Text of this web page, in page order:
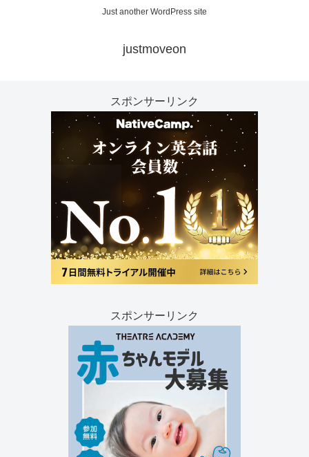
Just another WordPress site
justmoveon
スポンサーリンク
スポンサーリンク